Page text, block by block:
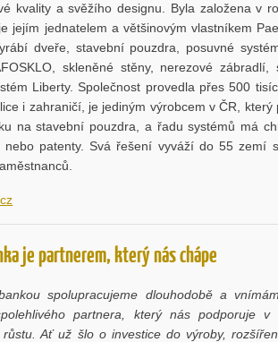
kvality a svěžího designu. Byla založena v
jejím jednatelem a většinovým vlastníkem
dveře, stavební pouzdra, posuvné
skleněné stěny, nerezové zábradlí,
Liberty. Společnost provedla přes 500
i zahraničí, je jediným výrobcem v ČR, který
na stavební pouzdra, a řadu systémů má
nebo patenty. Svá řešení vyváží do 55 zemí
je partnerem, který nás chápe
spolupracujeme dlouhodobě a
partnera, který nás podporuje v
Ať už šlo o investice do výroby,